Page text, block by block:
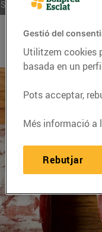
ACTUALITAT
Gestió del
Utilitzem cookies
basada en un
Pots acceptar,
Més informació a
Rebutjar